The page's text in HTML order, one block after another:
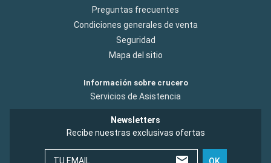
Preguntas frecuentes
Condiciones generales de venta
Seguridad
Mapa del sitio
Información sobre crucero
Servicios de Asistencia
Newsletters
Recibe nuestras exclusivas ofertas
TU EMAIL